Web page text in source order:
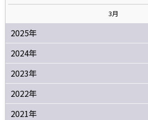
3月
2025年
2024年
2023年
2022年
2021年